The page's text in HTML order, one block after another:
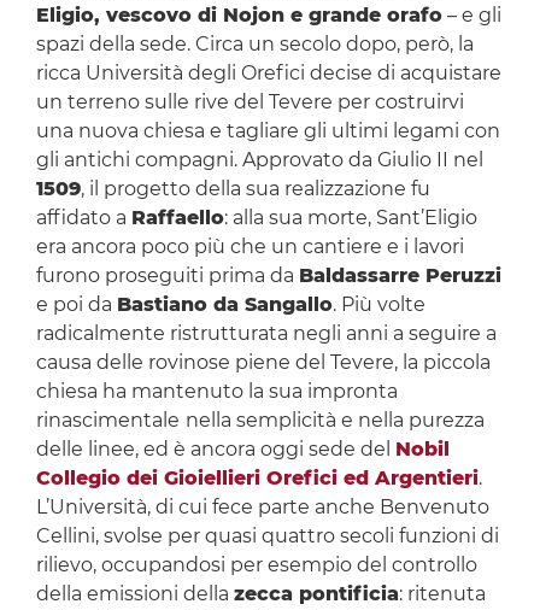
Eligio, vescovo di Nojon e grande orafo– e gli
spazi della sede. Circa un secolo dopo, però, la
ricca Università degli Orefici decise di acquistare
un terreno sulle rive del Tevere per costruirvi
una nuova chiesa e tagliare gli ultimi legami con
gli antichi compagni. Approvato da Giulio II nel
1509, il progetto della sua realizzazione fu
affidato a Raffaello: alla sua morte, Sant’Eligio
era ancora poco più che un cantiere e i lavori
furono proseguiti prima da Baldassarre Peruzzi
e poi da Bastiano da Sangallo. Più volte
radicalmente ristrutturata negli anni a seguire a
causa delle rovinose piene del Tevere, la piccola
chiesa ha mantenuto la sua impronta
rinascimentale nella semplicità e nella purezza
delle linee, ed è ancora oggi sede del Nobil
Collegio dei Gioiellieri Orefici ed Argentieri.
L’Università, di cui fece parte anche Benvenuto
Cellini, svolse per quasi quattro secoli funzioni di
rilievo, occupandosi per esempio del controllo
della emissioni della zecca pontificia: ritenuta